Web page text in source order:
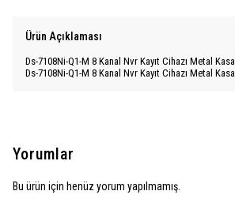
Ürün Açıklaması
Ds-7108Ni-Q1-M 8 Kanal Nvr Kayıt Cihazı Metal Kasa
Ds-7108Ni-Q1-M 8 Kanal Nvr Kayıt Cihazı Metal Kasa
Yorumlar
Bu ürün için henüz yorum yapılmamış.